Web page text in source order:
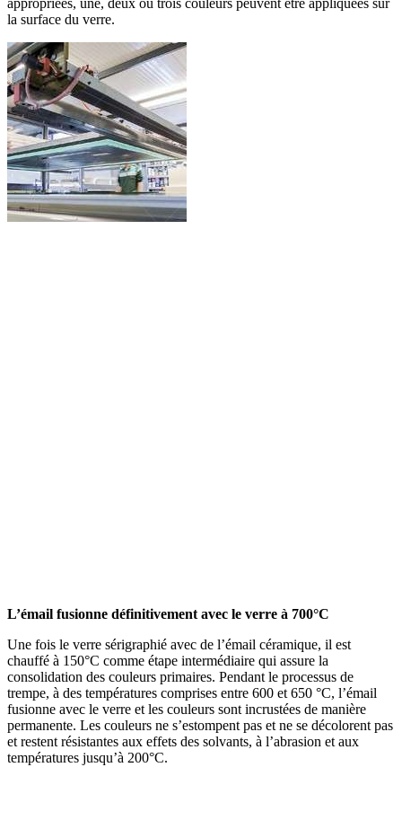
appropriées, une, deux ou trois couleurs peuvent être appliquées sur
la surface du verre.
L’émail fusionne définitivement avec le verre à 700°C
Une fois le verre sérigraphié avec de l’émail céramique, il est
chauffé à 150°C comme étape intermédiaire qui assure la
consolidation des couleurs primaires. Pendant le processus de
trempe, à des températures comprises entre 600 et 650 °C, l’émail
fusionne avec le verre et les couleurs sont incrustées de manière
permanente. Les couleurs ne s’estompent pas et ne se décolorent pas
et restent résistantes aux effets des solvants, à l’abrasion et aux
températures jusqu’à 200°C.